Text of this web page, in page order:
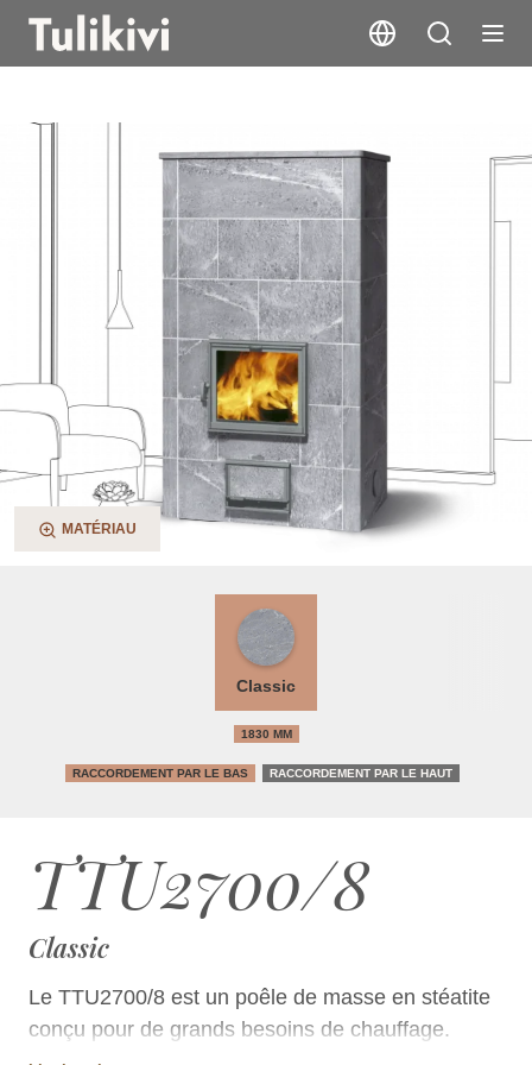
TTU2700/8
MATÉRIAU
TTU2700/8
Classic
Le TTU2700/8 est un poêle de masse en stéatite
conçu pour de grands besoins de chauffage.
Classic
1830 MM
RACCORDEMENT PAR LE BAS RACCORDEMENT PAR LE HAUT